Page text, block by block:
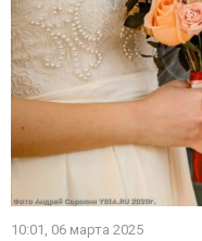
10:01, 06 марта 2025